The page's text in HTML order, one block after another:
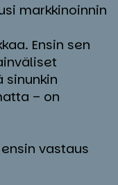
markkinoinnin
Ensin sen
– on
vastaus